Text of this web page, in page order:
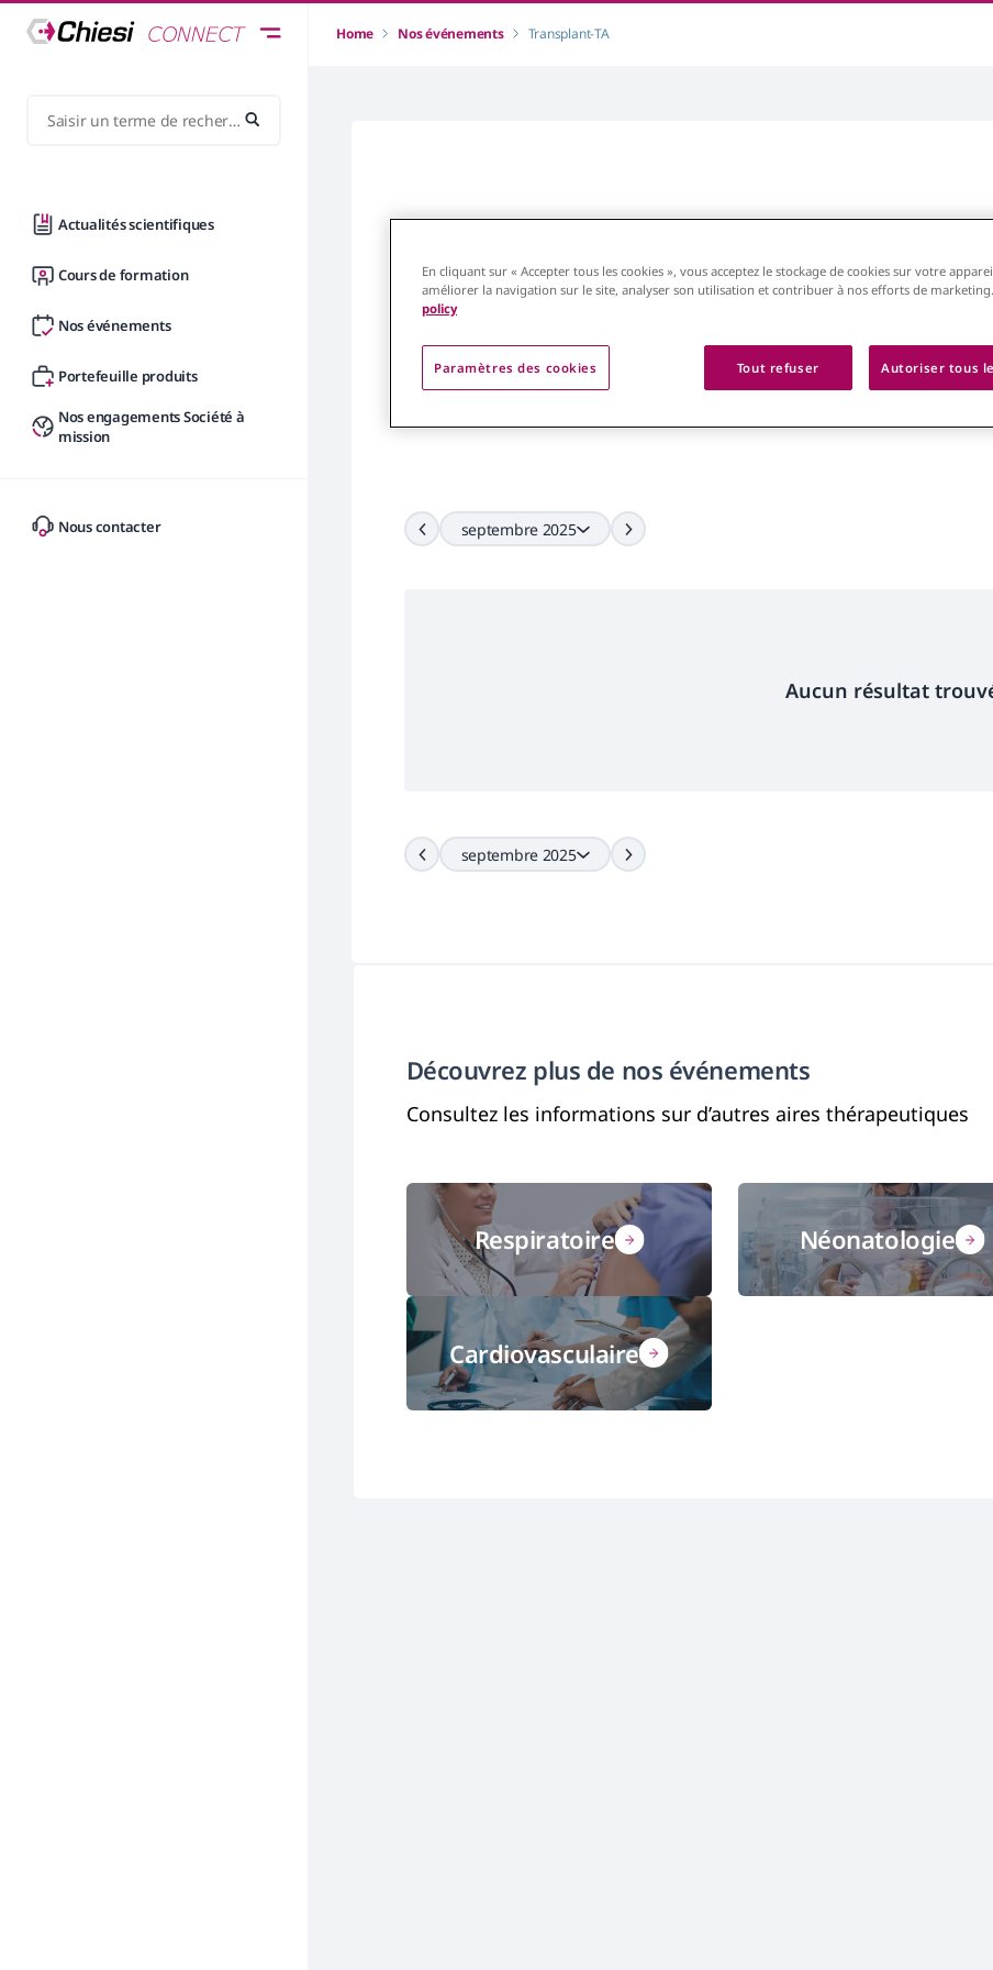
Actualités scientifiques
Cours de formation
Nos événements
Portefeuille produits
Nos engagements Société à
mission
Nous contacter
Home Nos événements Transplant-TA
Résultats pour Transplantation
septembre 2025
Aucun résultat
septembre 2025
Découvrez plus de nos événements
Consultez les informations sur d’autres aires thérapeutiques
Respiratoire Néonatologie
Cardiovasculaire
En cliquant sur « Accepter tous les cookies », vous acceptez le stockage de cookies sur votre
améliorer la navigation sur le site, analyser son utilisation et contribuer à nos efforts de marketing.
policy
Paramètres des cookies Tout refuser Autoriser tous